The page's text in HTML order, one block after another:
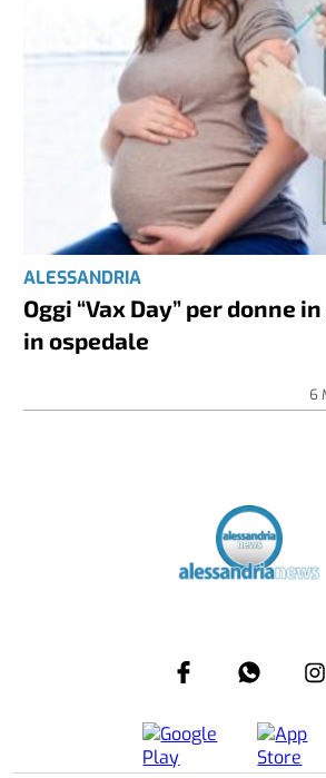
ALESSANDRIA
Oggi “Vax Day” per donne
in ospedale
6